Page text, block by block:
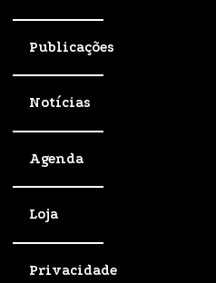
Publicações
Notícias
Agenda
Loja
Privacidade